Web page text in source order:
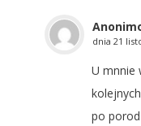
dnia 21
U mnnie
po